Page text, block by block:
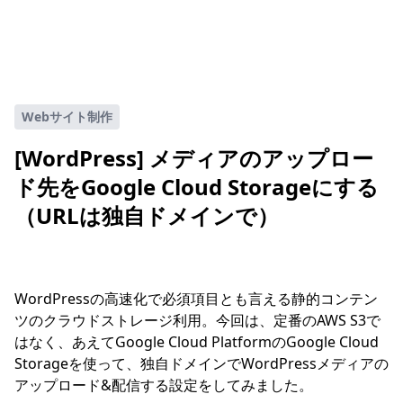
Webサイト制作
[WordPress] メディアのアップロー
ド先をGoogle Cloud Storageにする
（URLは独自ドメインで）
WordPressの高速化で必須項目とも言える静的コンテン
ツのクラウドストレージ利用。今回は、定番のAWS S3で
はなく、あえてGoogle Cloud PlatformのGoogle Cloud
Storageを使って、独自ドメインでWordPressメディアの
アップロード&配信する設定をしてみました。